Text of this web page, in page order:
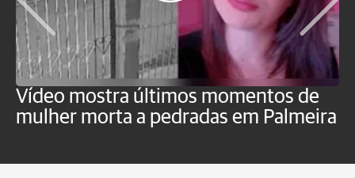
Vídeo mostra últimos momentos de
mulher morta a pedradas em Palmeira